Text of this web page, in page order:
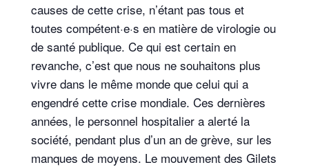
causes de cette crise, n’étant pas tous et
toutes compétent·e·s en matière de virologie ou
de santé publique. Ce qui est certain en
revanche, c’est que nous ne souhaitons plus
vivre dans le même monde que celui qui a
engendré cette crise mondiale. Ces dernières
années, le personnel hospitalier a alerté la
société, pendant plus d’un an de grève, sur les
manques de moyens. Le mouvement des Gilets